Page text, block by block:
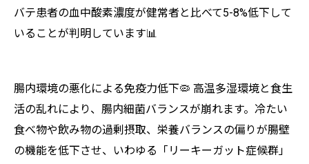
バテ患者の血中酸素濃度が健常者と比べて5-8%低下して
いることが判明しています📊
腸内環境の悪化による免疫力低下🦠 高温多湿環境と食生
活の乱れにより、腸内細菌バランスが崩れます。冷たい
食べ物や飲み物の過剰摂取、栄養バランスの偏りが腸壁
の機能を低下させ、いわゆる「リーキーガット症候群」